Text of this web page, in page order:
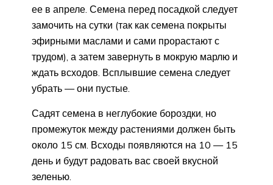
ее в апреле. Семена перед посадкой следует
замочить на сутки (так как семена покрыты
эфирными маслами и сами прорастают с
трудом), а затем завернуть в мокрую марлю и
ждать всходов. Всплывшие семена следует
убрать — они пустые.
Садят семена в неглубокие бороздки, но
промежуток между растениями должен быть
около 15 см. Всходы появляются на 10 — 15
день и будут радовать вас своей вкусной
зеленью.